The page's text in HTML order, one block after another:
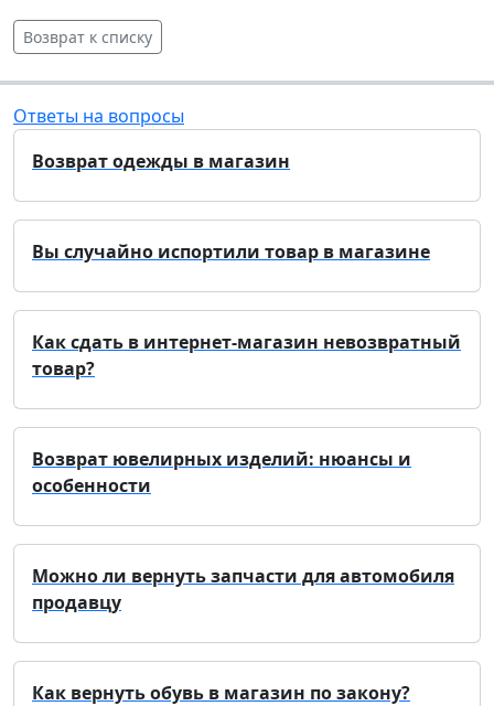
Возврат к списку
Ответы на вопросы
Возврат одежды в магазин
Вы случайно испортили товар в магазине
Как сдать в интернет-магазин невозвратный
товар?
Возврат ювелирных изделий: нюансы и
особенности
Можно ли вернуть запчасти для автомобиля
продавцу
Как вернуть обувь в магазин по закону?